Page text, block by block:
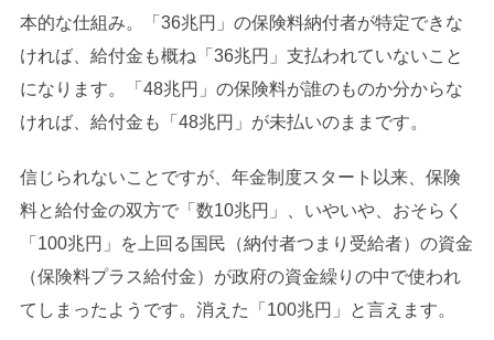
本的な仕組み。「36兆円」の保険料納付者が特定できな
ければ、給付金も概ね「36兆円」支払われていないこと
になります。「48兆円」の保険料が誰のものか分からな
ければ、給付金も「48兆円」が未払いのままです。
信じられないことですが、年金制度スタート以来、保険
料と給付金の双方で「数10兆円」、いやいや、おそらく
「100兆円」を上回る国民（納付者つまり受給者）の資金
（保険料プラス給付金）が政府の資金繰りの中で使われ
てしまったようです。消えた「100兆円」と言えます。